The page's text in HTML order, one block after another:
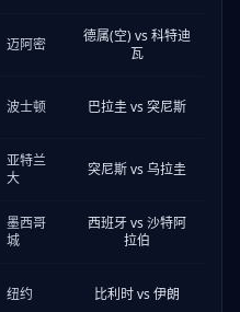
迈阿密
德属(空) vs 科特迪
瓦
波士顿 巴拉圭 vs 突尼斯
亚特兰
大
突尼斯 vs 乌拉圭
墨西哥
城
西班牙 vs 沙特阿
拉伯
纽约 比利时 vs 伊朗